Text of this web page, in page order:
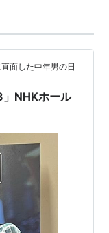
面した中年男の日
NHKホール